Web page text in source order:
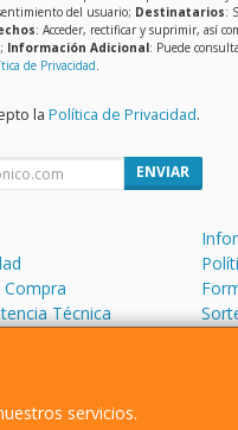
servicios.
del usuario; Destinatarios:
: Acceder, rectificar y suprimir, así
Información Adicional: Puede
de Privacidad.
la Política de Privacidad.
ENVIAR
Técnica